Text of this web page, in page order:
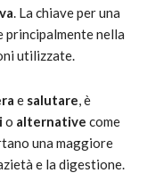
. La chiave per una
principalmente nella
utilizzate.
e salutare, è
o alternative come
una maggiore
e la digestione.